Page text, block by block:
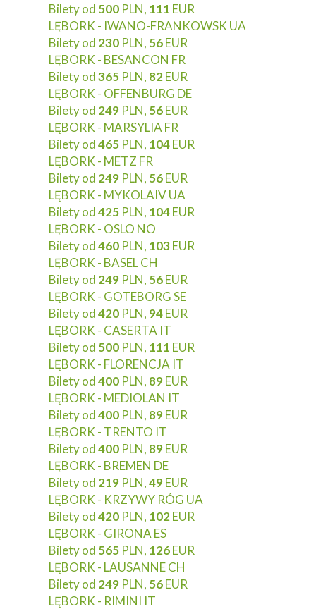
Bilety od 500 PLN, 111 EUR
LĘBORK - IWANO-FRANKOWSK UA
Bilety od 230 PLN, 56EUR
LĘBORK - BESANCON FR
Bilety od365 PLN, 82EUR
LĘBORK - OFFENBURG DE
Bilety od 249 PLN, 56EUR
LĘBORK - MARSYLIA FR
Bilety od465 PLN, 104EUR
LĘBORK - METZ FR
Bilety od 249 PLN, 56EUR
LĘBORK - MYKOLAIV UA
Bilety od425 PLN, 104EUR
LĘBORK - OSLO NO
Bilety od460 PLN, 103EUR
LĘBORK - BASEL CH
Bilety od 249 PLN, 56EUR
LĘBORK - GOTEBORG SE
Bilety od420 PLN, 94EUR
LĘBORK - CASERTA IT
Bilety od 500 PLN, 111 EUR
LĘBORK - FLORENCJA IT
Bilety od400 PLN, 89EUR
LĘBORK - MEDIOLAN IT
Bilety od400 PLN, 89EUR
LĘBORK - TRENTO IT
Bilety od400 PLN, 89EUR
LĘBORK - BREMEN DE
Bilety od 219 PLN,49EUR
LĘBORK - KRZYWY RÓG UA
Bilety od420 PLN, 102EUR
LĘBORK - GIRONA ES
Bilety od 565 PLN, 126EUR
LĘBORK - LAUSANNE CH
Bilety od 249 PLN, 56EUR
LĘBORK - RIMINI IT